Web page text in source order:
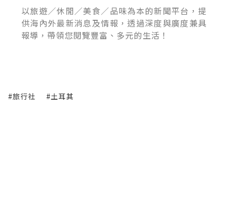
以旅遊／休閒／美食／品味為本的新聞平台，提
供海內外最新消息及情報，透過深度與廣度兼具
報導，帶領您閱覽豐富、多元的生活！
#旅行社 #土耳其